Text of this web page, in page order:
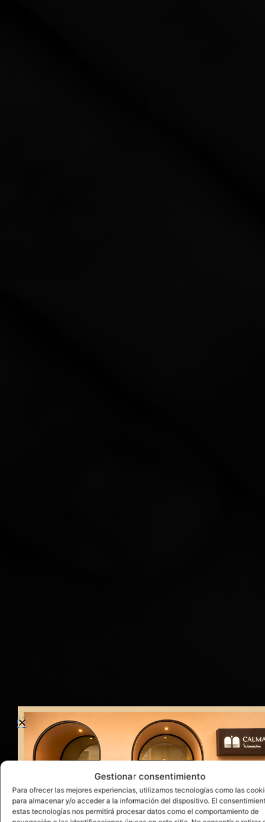
Gestionar consentimiento
Para ofrecer las mejores experiencias, utilizamos tecnologías como las
para almacenar y/o acceder a la información del dispositivo. El
estas tecnologías nos permitirá procesar datos como el comportamiento de